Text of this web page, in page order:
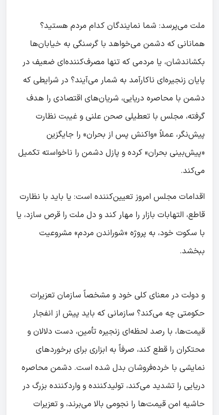
ملت می‌پرسد: شما نمایندگان کدام مردم هستید؟
همانانی که دشمن می‌خواهد با گرسنگی به خیابان‌ها
بکشاندشان، یا مردمی که تنها مصرف‌کننده‌ای ضعیف در
پایان زنجیره‌ای ناکارآمد به شمار می‌آیند؟ در شرایطی که
دشمن با محاصره دریایی، شریان‌های اقتصادی را هدف
گرفته، مجلس با تعطیلی صحن علنی و غیبت نظارت
پیش‌نگر، عملاً «واکنش پس از بحران» را جایگزین
«پیش‌بینی بحران» کرده و پازل دشمن را ناخواسته تکمیل
می‌کند.
اقدامات مجلس امروز تعیین‌کننده است: یا باید با نظارت
قاطع، التهابات بازار را مهار کند و دل ملت را قرص سازد، یا
با سکوت خود، به پروژه «شوراندن مردم» مشروعیت
ببخشد.
و دولت در معنای کلی خود و مشخصاً سازمان تعزیرات
حکومتی چه می‌کند؟ سازمانی که باید پیش از انفجار
قیمت‌ها، با رصد لحظه‌ای زنجیره تأمین، دست دلالان و
محتکران را قطع کند، صرفاً به ابزاری برای برخوردهای
نمایشی با خرده‌فروشان بدل شده است. دشمن محاصره
دریایی را تشدید می‌کند، تولیدکننده و واردکننده بزرگ در
حاشیه امن قیمت‌ها را نجومی بالا می‌برند، و تعزیرات